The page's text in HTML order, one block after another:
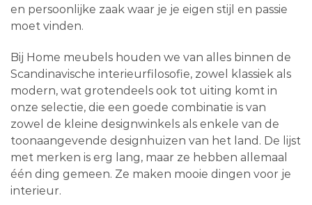
en persoonlijke zaak waar je je eigen stijl en passie
moet vinden.
Bij Home meubels houden we van alles binnen de
Scandinavische interieurfilosofie, zowel klassiek als
modern, wat grotendeels ook tot uiting komt in
onze selectie, die een goede combinatie is van
zowel de kleine designwinkels als enkele van de
toonaangevende designhuizen van het land. De lijst
met merken is erg lang, maar ze hebben allemaal
één ding gemeen. Ze maken mooie dingen voor je
interieur.